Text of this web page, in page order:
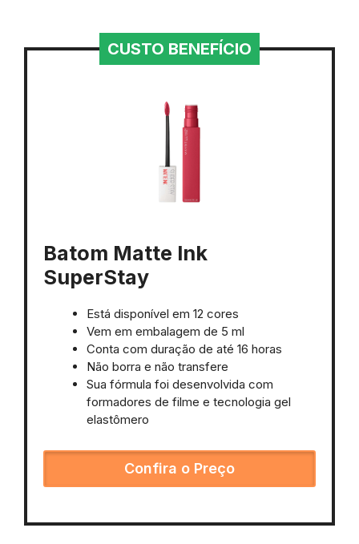
CUSTO BENEFÍCIO
Batom Matte Ink
SuperStay
Está disponível em 12 cores
Vem em embalagem de 5 ml
Conta com duração de até 16 horas
Não borra e não transfere
Sua fórmula foi desenvolvida com
formadores de filme e tecnologia gel
elastômero
Confira o Preço